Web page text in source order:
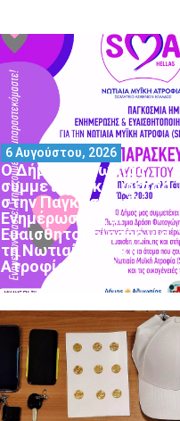
Ο Δήμος Αλμωπίας
συμμετέχει και φέτος
στην Παγκόσμια Ημέρα
Ενημέρωσης και
Ευαισθητοποίησης για
τη Νωτιαία Μυϊκή
Ατροφία (SMA)
6 Αυγούστου, 2026